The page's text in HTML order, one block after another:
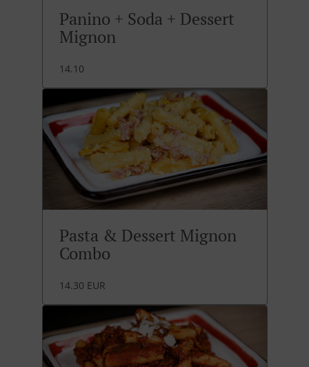
Panino + Soda + Dessert
Mignon
14.10
Pasta & Dessert Mignon
Combo
14.30 EUR